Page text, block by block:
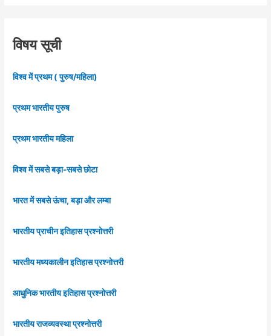
विषय सूची
विश्व में प्रथम ( पुरुष/महिला)
प्रथम भारतीय पुरुष
प्रथम भारतीय महिला
विश्व में सबसे बड़ा-सबसे छोटा
भारत में सबसे ऊंचा, बड़ा और लम्बा
भारतीय प्राचीन इतिहास प्रश्नोत्तरी
भारतीय मध्यकालीन इतिहास प्रश्नोत्तरी
आधुनिक भारतीय इतिहास प्रश्नोत्तरी
भारतीय राजव्यवस्था प्रश्नोत्तरी